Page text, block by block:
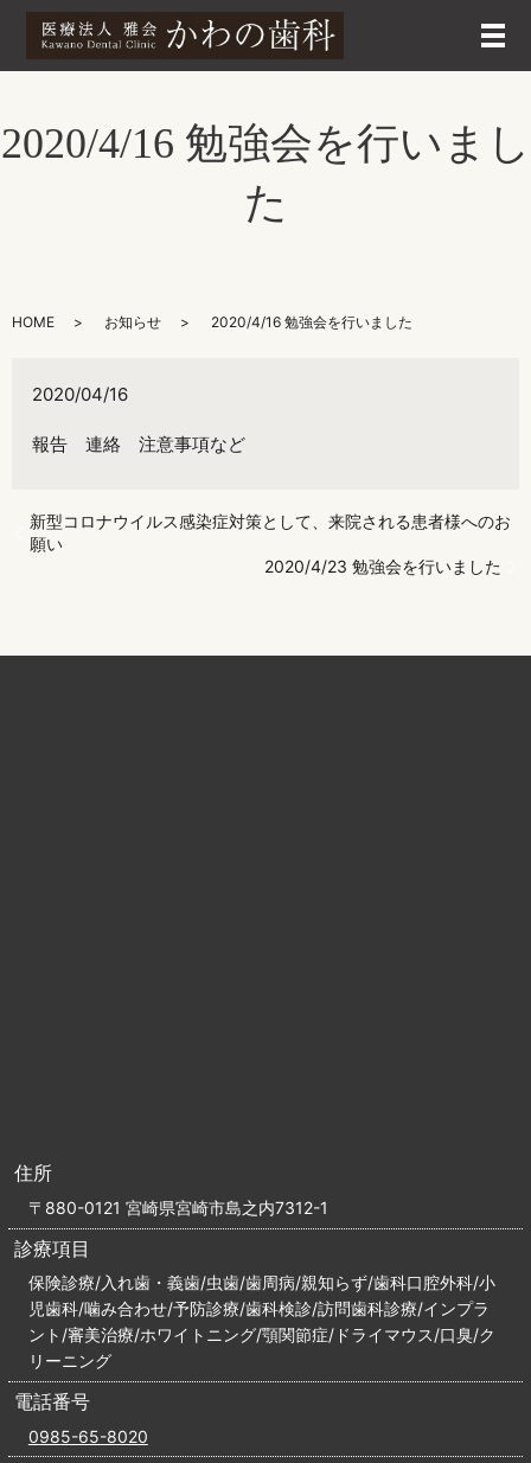
メ
2020/4/16 勉強会を行いまし
た
HOME お知らせ 2020/4/16 勉強会を行いました
2020/04/16
報告 連絡 注意事項など
新型コロナウイルス感染症対策として、来院される患者様へのお
願い
2020/4/23 勉強会を行いました
住所
〒880-0121 宮崎県宮崎市島之内7312-1
診療項目
保険診療/入れ歯・義歯/虫歯/歯周病/親知らず/歯科口腔外科/小
児歯科/噛み合わせ/予防診療/歯科検診/訪問歯科診療/インプラ
ント/審美治療/ホワイトニング/顎関節症/ドライマウス/口臭/ク
リーニング
電話番号
0985-65-8020